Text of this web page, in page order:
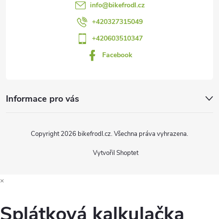
info@bikefrodl.cz
+420327315049
+420603510347
Facebook
Informace pro vás
Vytvořil Shoptet
Copyright 2026 bikefrodl.cz. Všechna práva vyhrazena.
×